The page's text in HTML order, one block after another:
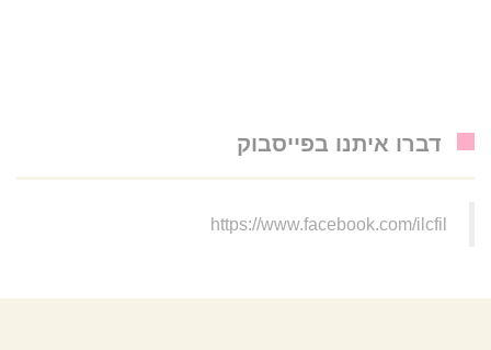
דברו איתנו בפייסבוק
https://www.facebook.com/ilcfil